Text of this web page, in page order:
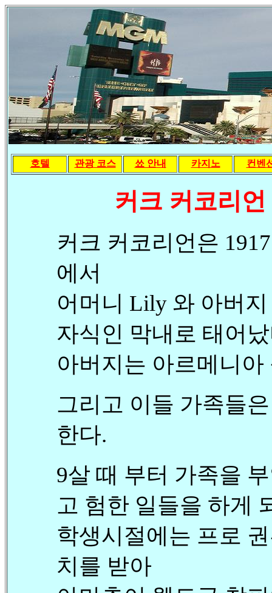
호텔 관광 코스 쑈 안내 카지노 컨벤
커크 커코리
커크 커코리언은
에서
어머니 Lily 와 아버
자식인 막내로 태어
아버지는 아르메니
그리고 이들 가족들
한다.
9살 때 부터 가족을
고 험한 일들을 하게
학생시절에는 프로
치를 받아